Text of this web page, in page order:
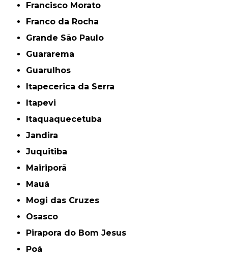
Francisco Morato
Franco da Rocha
Grande São Paulo
Guararema
Guarulhos
Itapecerica da Serra
Itapevi
Itaquaquecetuba
Jandira
Juquitiba
Mairiporã
Mauá
Mogi das Cruzes
Osasco
Pirapora do Bom Jesus
Poá